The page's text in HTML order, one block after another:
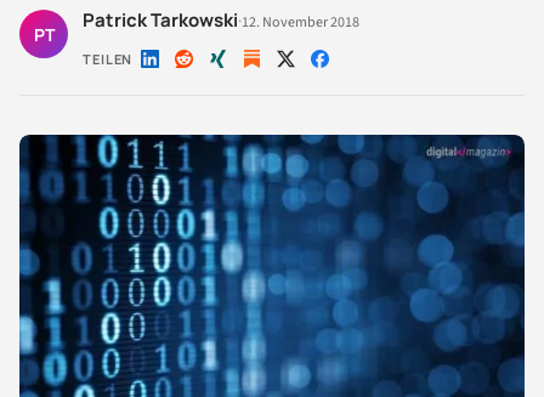
PT
Patrick Tarkowski·12. November 2018
TEILEN Auf Auf Auf Auf Auf